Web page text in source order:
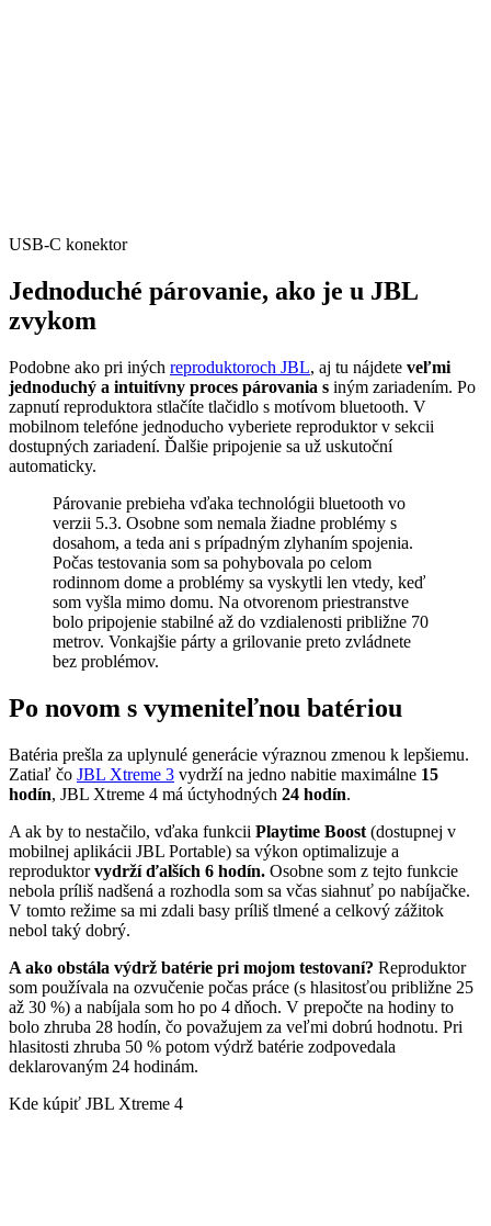
USB-C konektor
Jednoduché párovanie, ako je u JBL
zvykom
Podobne ako pri iných reproduktoroch JBL, aj tu nájdete veľmi
jednoduchý a intuitívny proces párovania s iným zariadením. Po
zapnutí reproduktora stlačíte tlačidlo s motívom bluetooth. V
mobilnom telefóne jednoducho vyberiete reproduktor v sekcii
dostupných zariadení. Ďalšie pripojenie sa už uskutoční
automaticky.
Párovanie prebieha vďaka technológii bluetooth vo
verzii 5.3. Osobne som nemala žiadne problémy s
dosahom, a teda ani s prípadným zlyhaním spojenia.
Počas testovania som sa pohybovala po celom
rodinnom dome a problémy sa vyskytli len vtedy, keď
som vyšla mimo domu. Na otvorenom priestranstve
bolo pripojenie stabilné až do vzdialenosti približne 70
metrov. Vonkajšie párty a grilovanie preto zvládnete
bez problémov.
Po novom s vymeniteľnou batériou
Batéria prešla za uplynulé generácie výraznou zmenou k lepšiemu.
Zatiaľ čo JBL Xtreme 3 vydrží na jedno nabitie maximálne 15
hodín, JBL Xtreme 4 má úctyhodných 24 hodín.
A ak by to nestačilo, vďaka funkcii Playtime Boost (dostupnej v
mobilnej aplikácii JBL Portable) sa výkon optimalizuje a
reproduktorvydrží ďalších 6 hodín. Osobne som z tejto funkcie
nebola príliš nadšená a rozhodla som sa včas siahnuť po nabíjačke.
V tomto režime sa mi zdali basy príliš tlmené a celkový zážitok
nebol taký dobrý.
A ako obstála výdrž batérie pri mojom testovaní? Reproduktor
som používala na ozvučenie počas práce (s hlasitosťou približne 25
až 30 %) a nabíjala som ho po 4 dňoch. V prepočte na hodiny to
bolo zhruba 28 hodín, čo považujem za veľmi dobrú hodnotu. Pri
hlasitosti zhruba 50 % potom výdrž batérie zodpovedala
deklarovaným 24 hodinám.
Kde kúpiť JBL Xtreme 4